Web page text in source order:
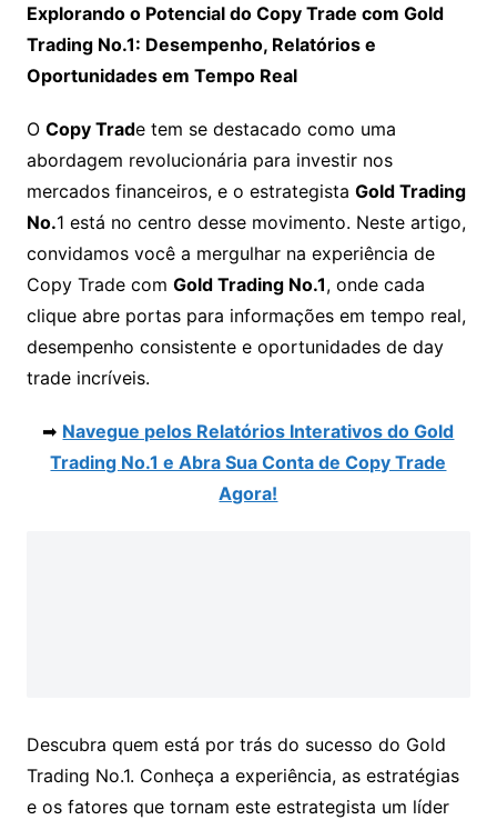
Explorando o Potencial do Copy Trade com Gold
Trading No.1: Desempenho, Relatórios e
Oportunidades em Tempo Real
O Copy Trade tem se destacado como uma
abordagem revolucionária para investir nos
mercados financeiros, e o estrategista Gold Trading
No.1 está no centro desse movimento. Neste artigo,
convidamos você a mergulhar na experiência de
Copy Trade com Gold Trading No.1, onde cada
clique abre portas para informações em tempo real,
desempenho consistente e oportunidades de day
trade incríveis.
➡ Navegue pelos Relatórios Interativos do Gold
Trading No.1 e Abra Sua Conta de Copy Trade
Agora!
Descubra quem está por trás do sucesso do Gold
Trading No.1. Conheça a experiência, as estratégias
e os fatores que tornam este estrategista um líder